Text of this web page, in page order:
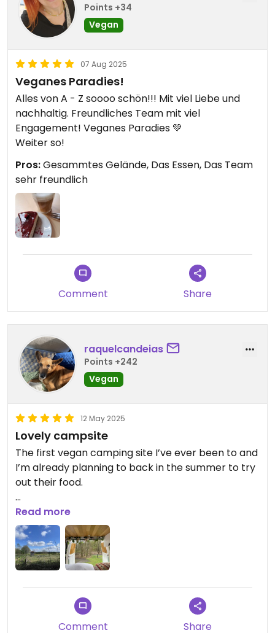
Points +34
Vegan
07 Aug 2025
Veganes Paradies!
Alles von A - Z soooo schön!!! Mit viel Liebe und
nachhaltig. Freundliches Team mit viel
Engagement! Veganes Paradies 💚
Weiter so!
Pros:Gesammtes Gelände, Das Essen, Das Team
sehr freundlich
Comment Share
raquelcandeias
Points +242
Vegan
12 May 2025
Lovely campsite
The first vegan camping site I’ve ever been to and
I’m already planning to back in the summer to try
out their food.
They have a small ‘market’ in the reception with
items that you might need while you’re camping.
In the summer they open their kitchen and from
the happy cow reviews, it’s worth to go back
Read more
Comment Share